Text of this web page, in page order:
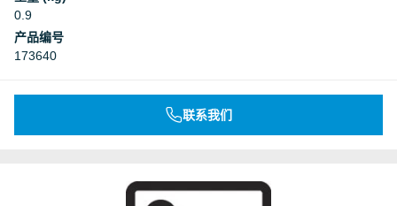
0.9
产品编号
173640
联系我们